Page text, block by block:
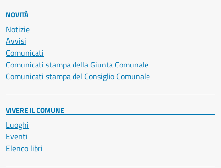
NOVITÀ
Notizie
Avvisi
Comunicati
Comunicati stampa della Giunta Comunale
Comunicati stampa del Consiglio Comunale
VIVERE IL COMUNE
Luoghi
Eventi
Elenco libri